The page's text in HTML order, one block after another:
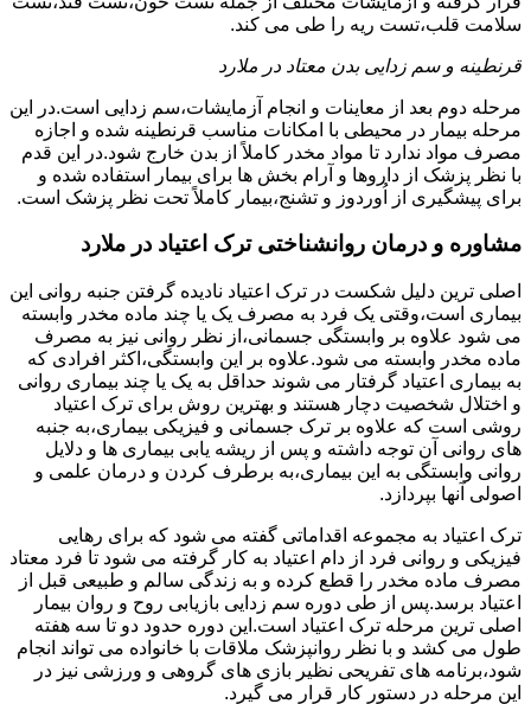
سلامت قلب،تست ریه را طی می کند.
قرنطینه و سم زدایی بدن معتاد در ملارد
مرحله دوم بعد از معاینات و انجام آزمایشات،سم زدایی است.در این
مرحله بیمار در محیطی با امکانات مناسب قرنطینه شده و اجازه
مصرف مواد ندارد تا مواد مخدر کاملاً از بدن خارج شود.در این قدم
با نظر پزشک از داروها و آرام بخش ها برای بیمار استفاده شده و
برای پیشگیری از اُوردوز و تشنج،بیمار کاملاً تحت نظر پزشک است.
مشاوره و درمان روانشناختی ترک اعتیاد در ملارد
اصلی ترین دلیل شکست در ترک اعتیاد نادیده گرفتن جنبه روانی این
بیماری است،وقتی یک فرد به مصرف یک یا چند ماده مخدر وابسته
می شود علاوه بر وابستگی جسمانی،از نظر روانی نیز به مصرف
ماده مخدر وابسته می شود.علاوه بر این وابستگی،اکثر افرادی که
به بیماری اعتیاد گرفتار می شوند حداقل به یک یا چند بیماری روانی
و اختلال شخصیت دچار هستند و بهترین روش برای ترک اعتیاد
روشی است که علاوه بر ترک جسمانی و فیزیکی بیماری،به جنبه
های روانی آن توجه داشته و پس از ریشه یابی بیماری ها و دلایل
روانی وابستگی به این بیماری،به برطرف کردن و درمان علمی و
اصولی آنها بپردازد.
ترک اعتیاد به مجموعه اقداماتی گفته می شود که برای رهایی
فیزیکی و روانی فرد از دام اعتیاد به کار گرفته می شود تا فرد معتاد
مصرف ماده مخدر را قطع کرده و به زندگی سالم و طبیعی قبل از
اعتیاد برسد.پس از طی دوره سم زدایی بازیابی روح و روان بیمار
اصلی ترین مرحله ترک اعتیاد است.این دوره حدود دو تا سه هفته
طول می کشد و با نظر روانپزشک ملاقات با خانواده می تواند انجام
شود،برنامه های تفریحی نظیر بازی های گروهی و ورزشی نیز در
این مرحله در دستور کار قرار می گیرد.